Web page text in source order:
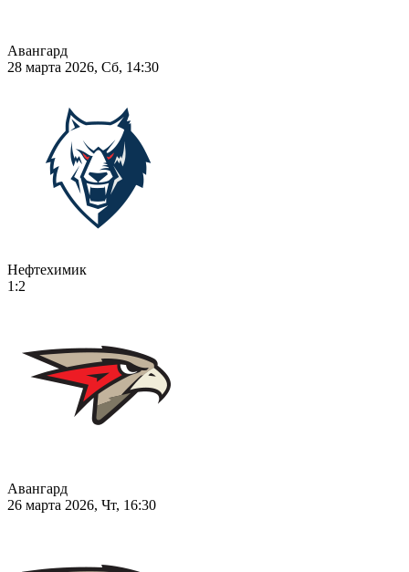
Авангард
28 марта 2026, Сб, 14:30
Нефтехимик
1:2
Авангард
26 марта 2026, Чт, 16:30